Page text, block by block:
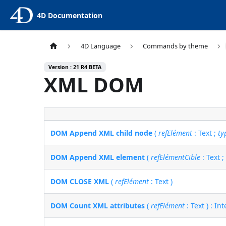
4D Documentation
4D Language Commands by theme
Version : 21 R4 BETA
XML DOM
DOM Append XML child node (refElément : Text ;
DOM Append XML element (refElémentCible : Text ;
DOM CLOSE XML (refElément : Text )
DOM Count XML attributes (refElément : Text ) :